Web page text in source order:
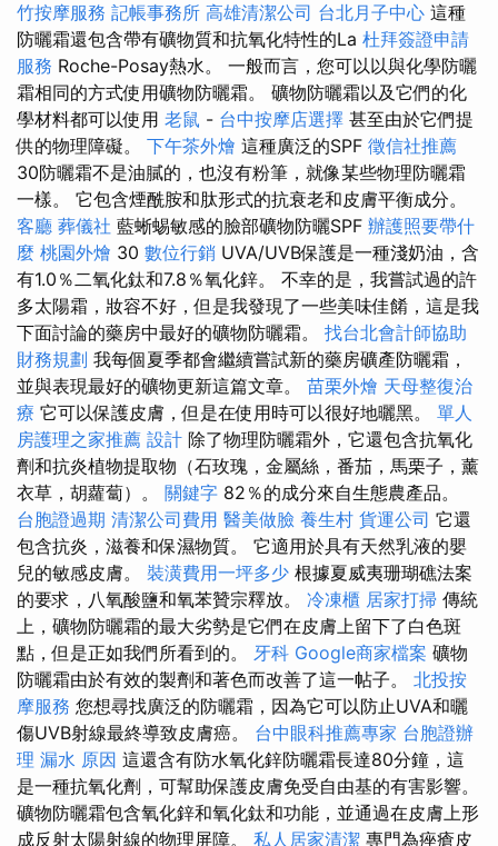
竹按摩服務 記帳事務所 高雄清潔公司 台北月子中心 這種
防曬霜還包含帶有礦物質和抗氧化特性的La 杜拜簽證申請
服務 Roche-Posay熱水。 一般而言，您可以以與化學防曬
霜相同的方式使用礦物防曬霜。 礦物防曬霜以及它們的化
學材料都可以使用 老鼠 - 台中按摩店選擇 甚至由於它們提
供的物理障礙。 下午茶外燴 這種廣泛的SPF 徵信社推薦
30防曬霜不是油膩的，也沒有粉筆，就像某些物理防曬霜
一樣。 它包含煙酰胺和肽形式的抗衰老和皮膚平衡成分。
客廳 葬儀社 藍蜥蜴敏感的臉部礦物防曬SPF 辦護照要帶什
麼 桃園外燴 30 數位行銷 UVA/UVB保護是一種淺奶油，含
有1.0％二氧化鈦和7.8％氧化鋅。 不幸的是，我嘗試過的許
多太陽霜，妝容不好，但是我發現了一些美味佳餚，這是我
下面討論的藥房中最好的礦物防曬霜。 找台北會計師協助
財務規劃 我每個夏季都會繼續嘗試新的藥房礦產防曬霜，
並與表現最好的礦物更新這篇文章。 苗栗外燴 天母整復治
療 它可以保護皮膚，但是在使用時可以很好地曬黑。 單人
房護理之家推薦 設計 除了物理防曬霜外，它還包含抗氧化
劑和抗炎植物提取物（石玫瑰，金屬絲，番茄，馬栗子，薰
衣草，胡蘿蔔）。 關鍵字 82％的成分來自生態農產品。
台胞證過期 清潔公司費用 醫美做臉 養生村 貨運公司 它還
包含抗炎，滋養和保濕物質。 它適用於具有天然乳液的嬰
兒的敏感皮膚。 裝潢費用一坪多少 根據夏威夷珊瑚礁法案
的要求，八氧酸鹽和氧苯贊宗釋放。 冷凍櫃 居家打掃 傳統
上，礦物防曬霜的最大劣勢是它們在皮膚上留下了白色斑
點，但是正如我們所看到的。 牙科 Google商家檔案 礦物
防曬霜由於有效的製劑和著色而改善了這一帖子。 北投按
摩服務 您想尋找廣泛的防曬霜，因為它可以防止UVA和曬
傷UVB射線最終導致皮膚癌。 台中眼科推薦專家 台胞證辦
理 漏水 原因 這還含有防水氧化鋅防曬霜長達80分鐘，這
是一種抗氧化劑，可幫助保護皮膚免受自由基的有害影響。
礦物防曬霜包含氧化鋅和氧化鈦和功能，並通過在皮膚上形
成反射太陽射線的物理屏障。 私人居家清潔 專門為痤瘡皮